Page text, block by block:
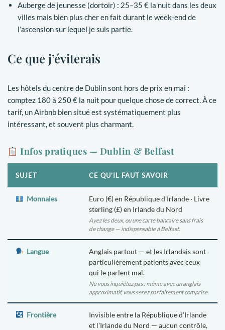
Auberge de jeunesse (dortoir) : 25–35 € la nuit dans les deux
villes mais bien plus cher en fait durant le week-end de
l’ascension sur lequel je suis partie.
Ce que j’éviterais
Les hôtels du centre de Dublin sont hors de prix en mai :
comptez 180 à 250 € la nuit pour quelque chose de correct. À ce
tarif, un Airbnb bien situé est systématiquement plus
intéressant, et souvent plus charmant.
Infos pratiques — Dublin & Belfast
SUJET CE QU’IL FAUT SAVOIR
Monnaies
Euro (€) en République d’Irlande · Livre
sterling (£) en Irlande du Nord
Ayez les deux, ou une carte bancaire sans frais
de change — indispensable à Belfast.
Langue
Anglais partout — et les Irlandais sont
particulièrement patients avec ceux
qui le parlent mal.
Ne vous inquiétez pas : même avec un anglais
approximatif, vous serez parfaitement comprise.
Frontière
Invisible entre la République d’Irlande
et l’Irlande du Nord — aucun contrôle,